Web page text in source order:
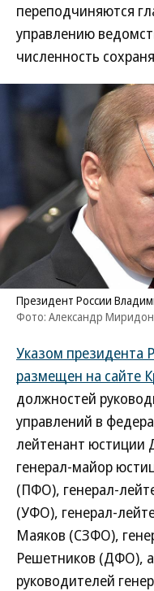
переподчиняются
управлению
численность
Президент России
Фото: Александр
Указом президента
размещен на сайте
должностей
управлений в
лейтенант
генерал-майор
(ПФО), генерал-
(УФО), генерал-
Маяков (СЗФО),
Решетников (ДФО),
руководителей